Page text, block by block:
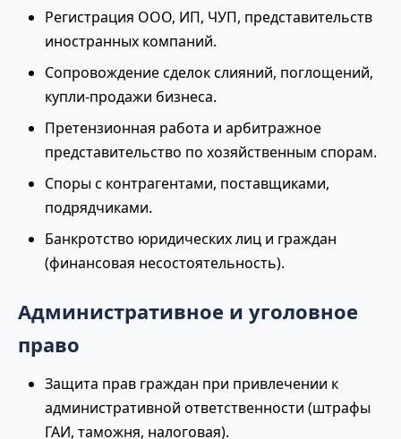
Регистрация ООО, ИП, ЧУП, представительств
иностранных компаний.
Сопровождение сделок слияний, поглощений,
купли-продажи бизнеса.
Претензионная работа и арбитражное
представительство по хозяйственным спорам.
Споры с контрагентами, поставщиками,
подрядчиками.
Банкротство юридических лиц и граждан
(финансовая несостоятельность).
Административное и уголовное
право
Защита прав граждан при привлечении к
административной ответственности (штрафы
ГАИ, таможня, налоговая).